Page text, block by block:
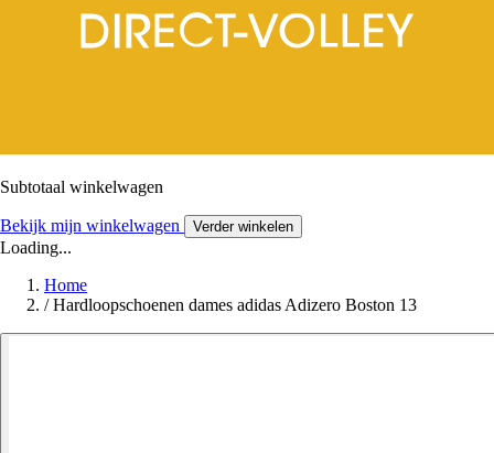
Subtotaal winkelwagen
Bekijk mijn winkelwagen Verder winkelen
Loading...
Home
/ Hardloopschoenen dames adidas Adizero Boston 13